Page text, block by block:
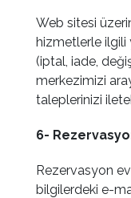
Web sitesi
hizmetlerle ilgili
(iptal, iade,
merkezimizi
taleplerinizi
6-
Rezervasyon
bilgilerdeki e-